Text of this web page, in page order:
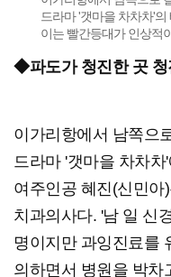
드라마 '갯마을 차차차'
이는 빨간등대가 인상적
◆파도가 청진한 곳 청
이가리항에서 남쪽으
드라마 '갯마을 차차
여주인공 혜진(신민아
치과의사다. '남 일 신
명이지만 과잉진료를
의하면서 병원을 박차